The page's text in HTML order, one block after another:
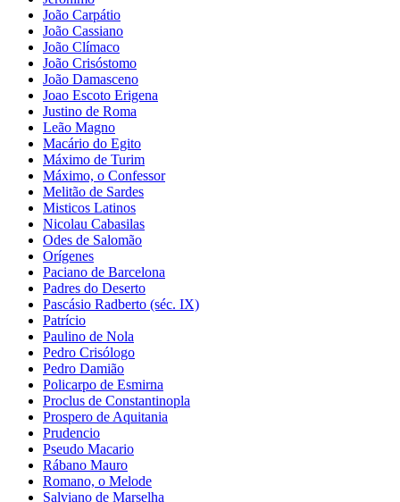
João Carpátio
João Cassiano
João Clímaco
João Crisóstomo
João Damasceno
Joao Escoto Erigena
Justino de Roma
Leão Magno
Macário do Egito
Máximo de Turim
Máximo, o Confessor
Melitão de Sardes
Misticos Latinos
Nicolau Cabasilas
Odes de Salomão
Orígenes
Paciano de Barcelona
Padres do Deserto
Pascásio Radberto (séc. IX)
Patrício
Paulino de Nola
Pedro Crisólogo
Pedro Damião
Policarpo de Esmirna
Proclus de Constantinopla
Prospero de Aquitania
Prudencio
Pseudo Macario
Rábano Mauro
Romano, o Melode
Salviano de Marselha